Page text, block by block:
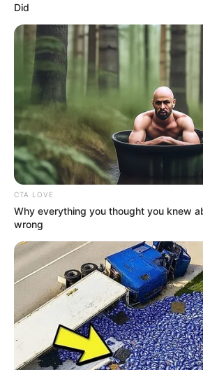
2A42 30MM:
YANG BIKIN
BVP-2
SEBAGAI
ARHANUD
MARINIR
indomiliter
Dari Ruang Tempur ,Kanon,Tank | 6
Did
CTA LOVE
Why everything you thought you knew
wrong